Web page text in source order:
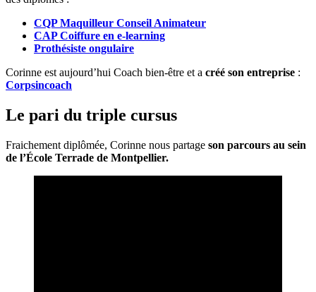
CQP Maquilleur Conseil Animateur
CAP Coiffure en e-learning
Prothésiste ongulaire
Corinne est aujourd’hui Coach bien-être et a créé son entreprise :
Corpsincoach
Le pari du triple cursus
Fraichement diplômée, Corinne nous partage son parcours au sein
de l’École Terrade de Montpellier.